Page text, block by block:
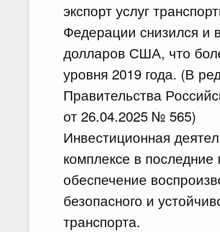
экспорт услуг
Федерации снизился и
долларов США, что
уровня 2019 года. (В
Правительства
от 26.04.2025 № 565)
Инвестиционная
комплексе в
обеспечение
безопасного и
транспорта.